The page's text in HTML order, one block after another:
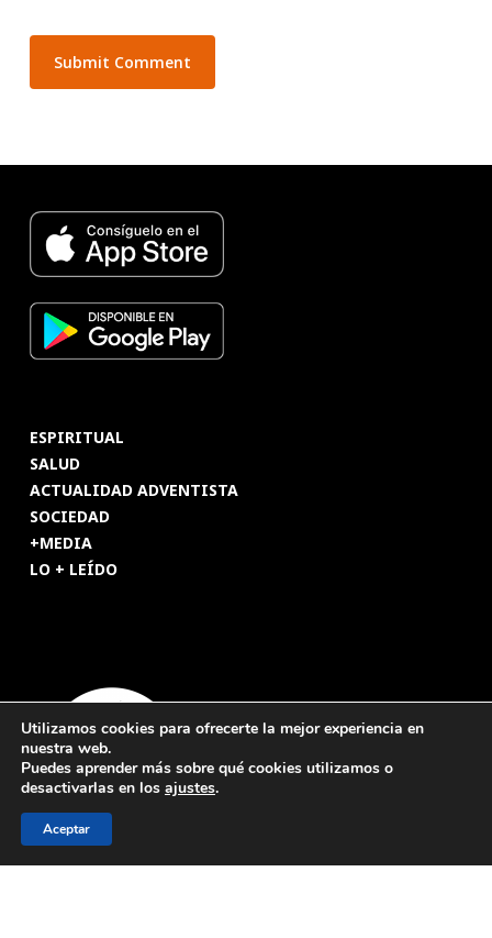
ESPIRITUAL
SALUD
ACTUALIDAD ADVENTISTA
SOCIEDAD
+MEDIA
LO + LEÍDO
Utilizamos cookies para ofrecerte la mejor experiencia en
nuestra web.
Puedes aprender más sobre qué cookies utilizamos o
desactivarlas en los ajustes.
Aceptar